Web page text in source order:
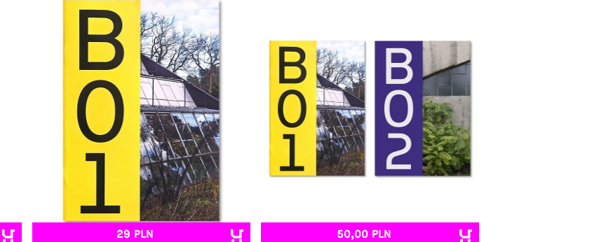
29 PLN 50,00 PLN